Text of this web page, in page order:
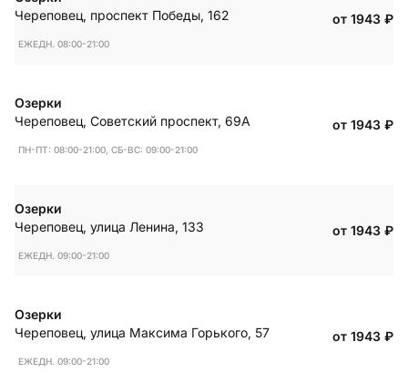
Череповец, проспект Победы, 162
ЕЖЕДН. 08:00-21:00
от 1943₽
Озерки
Череповец, Советский проспект, 69А
ПН-ПТ: 08:00-21:00, СБ-ВС: 09:00-21:00
от 1943₽
Озерки
Череповец, улица Ленина, 133
ЕЖЕДН. 09:00-21:00
от 1943₽
Озерки
Череповец, улица Максима Горького, 57
ЕЖЕДН. 09:00-21:00
от 1943₽